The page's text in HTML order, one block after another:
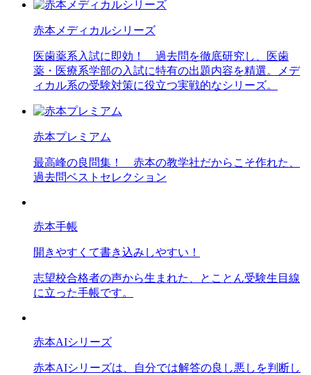
赤本メディカルシリーズ
医歯薬系入試に即効！ 過去問を徹底研究し、医歯
薬・医療系学部の入試に特有の出題内容を精選。メデ
ィカル系の受験対策に役立つ実戦的なシリーズ。
赤本プレミアム
最高峰の良問集！ 赤本の教学社だからこそ作れた、
過去問ベストセレクション
赤本手帳
開きやすくて書き込みしやすい！
志望校合格者の声から生まれた、とことん受験生目線
に立った手帳です。
赤本AIシリーズ
赤本AIシリーズは、自分では解答の良し悪しを判断し